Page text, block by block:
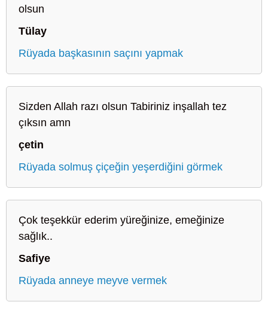
olsun
Tülay
Rüyada başkasının saçını yapmak
Sizden Allah razı olsun Tabiriniz inşallah tez
çıksın amn
çetin
Rüyada solmuş çiçeğin yeşerdiğini görmek
Çok teşekkür ederim yüreğinize, emeğinize
sağlık..
Safiye
Rüyada anneye meyve vermek